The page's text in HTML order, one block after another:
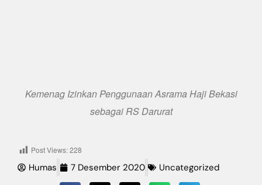
Kemenag Izinkan Penggunaan Asrama Haji Bekasi
sebagai RS Darurat
Post Views:228
Humas 7 Desember 2020 Uncategorized